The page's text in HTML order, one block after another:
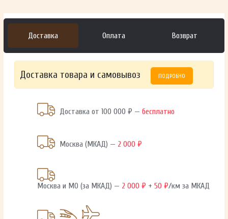
Доставка Оплата Возврат
Доставка товара и самовывоз ПОДРОБНО
Доставка от 100 000 ₽ —бесплатно
Москва (МКАД) — 2 000 ₽
Москва и МО (за МКАД) — 2 000 ₽ +50 ₽/км за МКАД